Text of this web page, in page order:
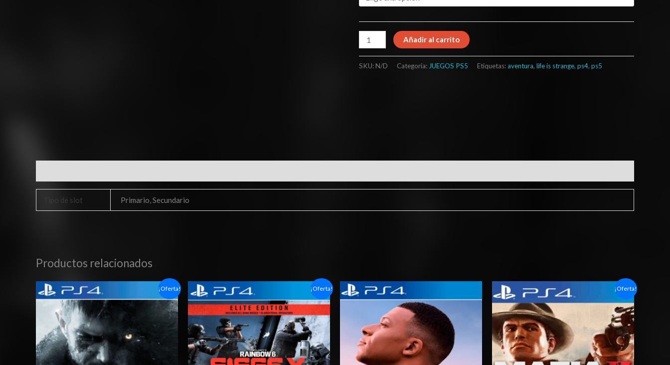
Añadir al carrito
SKU:N/D Categoría: JUEGOS PS5 Etiquetas:aventura, life is strange, ps4, ps5
Tipo de slot Primario, Secundario
Productos relacionados
¡Oferta!
Rango
de
precios:
desde
$6.03
hasta
$10.03
¡Oferta!
Rango
de
precios:
desde
$6.03
hasta
$10.03
Rango
de
precios:
desde
$4.00
hasta
$7.00
¡Oferta!
de
precios:
desde
$6.03
hasta
$10.03